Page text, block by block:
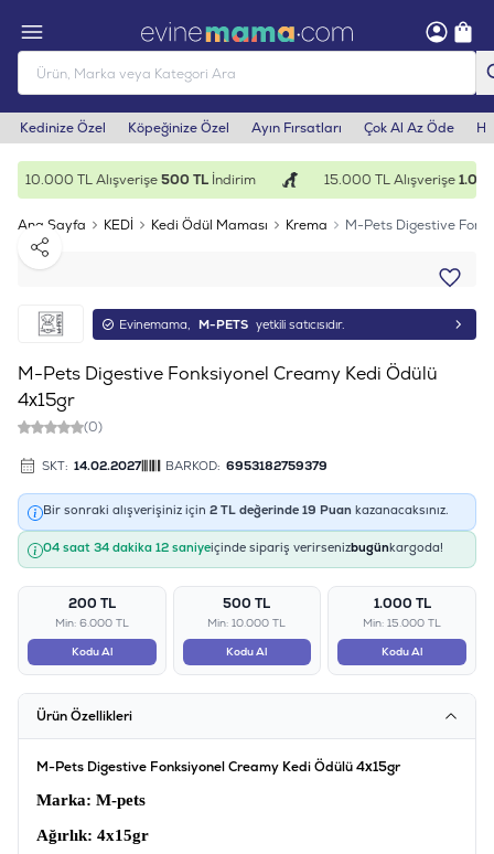
Kedinize Özel Köpeğinize Özel Ayın Fırsatları Çok Al Az Öde
10.000 TL Alışverişe500 TLİndirim 15.000 TL Alışverişe1.000
Ana Sayfa KEDİ Kedi Ödül Maması Krema
M-Pets Digestive
Paylaş
Evinemama, M-PETS yetkili satıcısıdır.
M-Pets Digestive Fonksiyonel Creamy Kedi Ödülü
4x15gr
(0)
SKT: 14.02.2027 BARKOD: 6953182759379
Bir sonraki alışverişiniz için 2 TL değerinde 19 Puan kazanacaksınız.
04 saat 34 dakika 12 saniyeiçinde sipariş verirsenizbugünkargoda!
200 TL
Min: 6.000 TL
Kodu Al
500 TL
Min: 10.000 TL
Kodu Al
1.000 TL
Min: 15.000 TL
Kodu Al
Ürün Özellikleri
M-Pets Digestive Fonksiyonel Creamy Kedi Ödülü 4x15gr
Marka: M-pets
Ağırlık: 4x15gr